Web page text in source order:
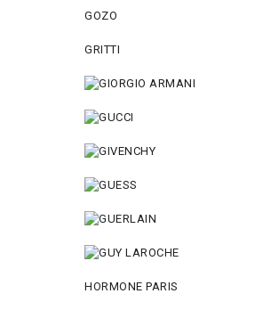
GOZO
GRITTI
HORMONE PARIS